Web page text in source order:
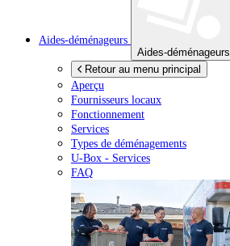
Aides-déménageurs
Aides-déménageurs
Retour au menu principal
Aperçu
Fournisseurs locaux
Fonctionnement
Services
Types de déménagements
U-Box - Services
FAQ